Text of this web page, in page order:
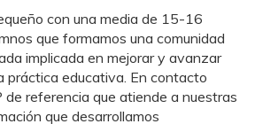
con una media de 15-16
que formamos una comunidad
implicada en mejorar y avanzar
práctica educativa. En contacto
de referencia que atiende a nuestras
que desarrollamos